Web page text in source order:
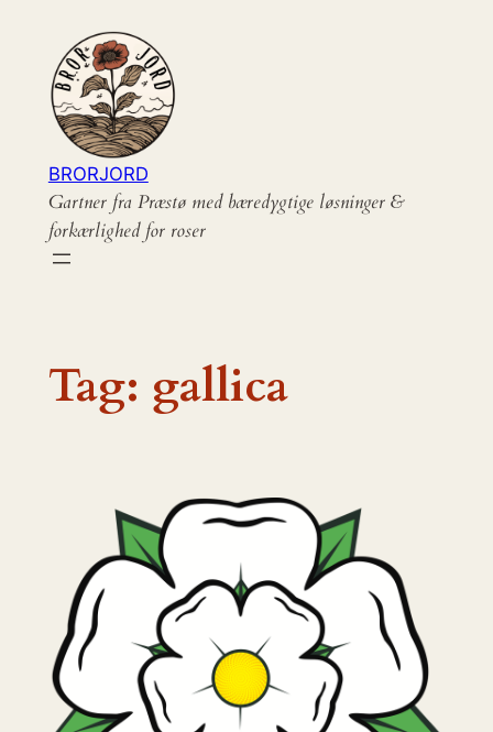
indhold
BRORJORD
Gartner fra Præstø med bæredygtige løsninger &
forkærlighed for roser
Tag: gallica